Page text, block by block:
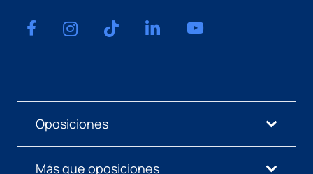
Oposiciones
Más que oposiciones